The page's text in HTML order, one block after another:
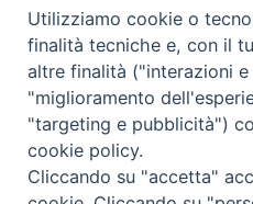
Informazioni
Vicario Generale
Uffici
Servizi
Utilizziamo cookie o
finalità tecniche e, con il
altre finalità ("interazioni
"miglioramento
"targeting e pubblicità")
cookie policy.
Cliccando su "accetta"